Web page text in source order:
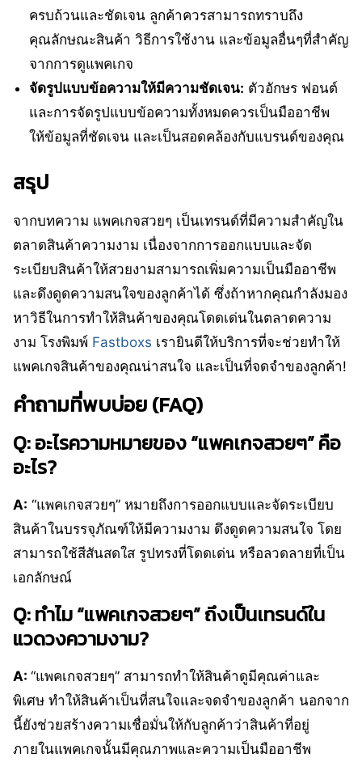
ครบถ้วนและชัดเจน ลูกค้าควรสามารถทราบถึง
คุณลักษณะสินค้า วิธีการใช้งาน และข้อมูลอื่นๆที่สำคัญ
จากการดูแพคเกจ
จัดรูปแบบข้อความให้มีความชัดเจน: ตัวอักษร ฟอนต์
และการจัดรูปแบบข้อความทั้งหมดควรเป็นมืออาชีพ
ให้ข้อมูลที่ชัดเจน และเป็นสอดคล้องกับแบรนด์ของคุณ
สรุป
จากบทความ แพคเกจสวยๆ เป็นเทรนด์ที่มีความสำคัญใน
ตลาดสินค้าความงาม เนื่องจากการออกแบบและจัด
ระเบียบสินค้าให้สวยงามสามารถเพิ่มความเป็นมืออาชีพ
และดึงดูดความสนใจของลูกค้าได้ ซึ่งถ้าหากคุณกำลังมอง
หาวิธีในการทำให้สินค้าของคุณโดดเด่นในตลาดความ
งาม โรงพิมพ์ Fastboxs เรายินดีให้บริการที่จะช่วยทำให้
แพคเกจสินค้าของคุณน่าสนใจ และเป็นที่จดจำของลูกค้า!
คำถามที่พบบ่อย (FAQ)
Q: อะไรความหมายของ “แพคเกจสวยๆ” คือ
อะไร?
A: “แพคเกจสวยๆ” หมายถึงการออกแบบและจัดระเบียบ
สินค้าในบรรจุภัณฑ์ให้มีความงาม ดึงดูดความสนใจ โดย
สามารถใช้สีสันสดใส รูปทรงที่โดดเด่น หรือลวดลายที่เป็น
เอกลักษณ์
Q: ทำไม “แพคเกจสวยๆ” ถึงเป็นเทรนด์ใน
แวดวงความงาม?
A: “แพคเกจสวยๆ” สามารถทำให้สินค้าดูมีคุณค่าและ
พิเศษ ทำให้สินค้าเป็นที่สนใจและจดจำของลูกค้า นอกจาก
นี้ยังช่วยสร้างความเชื่อมั่นให้กับลูกค้าว่าสินค้าที่อยู่
ภายในแพคเกจนั้นมีคุณภาพและความเป็นมืออาชีพ